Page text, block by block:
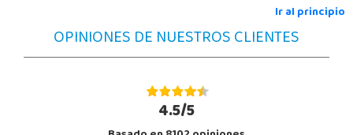
Juguetilandia Cocentaina
Alicante
Ir al principio
OPINIONES DE NUESTROS CLIENTES
4.5/5